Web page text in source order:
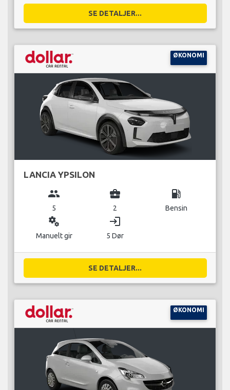
SE DETALJER...
ØKONOMI
LANCIA YPSILON
group
5
business_center
2
local_gas_station
Bensin
miscellaneous_services
Manuelt gir
login
5 Dør
SE DETALJER...
ØKONOMI